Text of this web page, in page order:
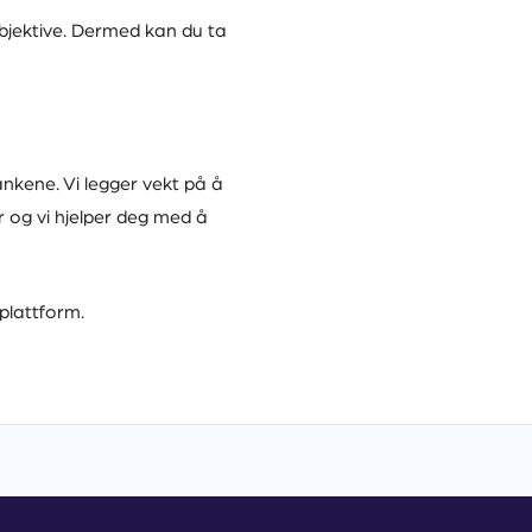
Dermed kan du ta
Vi legger vekt på å
vi hjelper deg med å